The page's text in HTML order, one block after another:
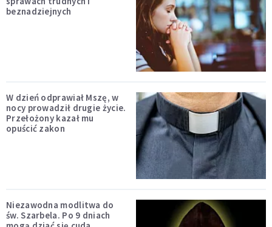
beznadziejnych
W dzień odprawiał Mszę, w
nocy prowadził drugie życie.
Przełożony kazał mu
opuścić zakon
Niezawodna modlitwa do
św. Szarbela. Po 9 dniach